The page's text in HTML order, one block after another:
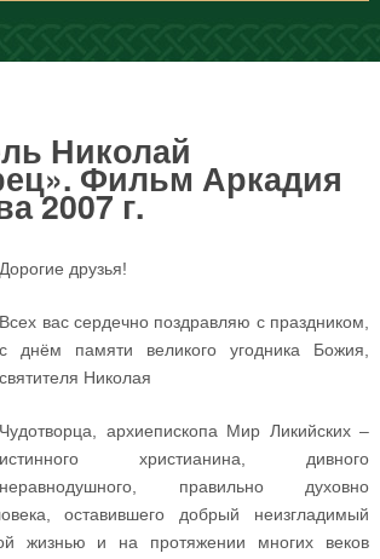
Николай
Фильм Аркадия
2007 г.
Дорогие друзья!
Всех вас сердечно поздравляю с праздником,
с днём памяти великого угодника Божия,
святителя Николая
Чудотворца, архиепископа Мир Ликийских –
истинного христианина, дивного
правильно духовно
оставившего добрый неизгладимый
жизнью и на протяжении многих веков